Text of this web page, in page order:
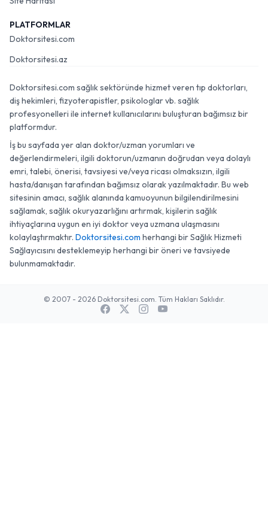
PLATFORMLAR
Doktorsitesi.com
Doktorsitesi.az
Doktorsitesi.com sağlık sektöründe hizmet veren tıp doktorları,
diş hekimleri, fizyoterapistler, psikologlar vb. sağlık
profesyonelleri ile internet kullanıcılarını buluşturan bağımsız bir
platformdur.
İş bu sayfada yer alan doktor/uzman yorumları ve
değerlendirmeleri, ilgili doktorun/uzmanın doğrudan veya dolaylı
emri, talebi, önerisi, tavsiyesi ve/veya ricası olmaksızın, ilgili
hasta/danışan tarafından bağımsız olarak yazılmaktadır. Bu web
sitesinin amacı, sağlık alanında kamuoyunun bilgilendirilmesini
sağlamak, sağlık okuryazarlığını artırmak, kişilerin sağlık
ihtiyaçlarına uygun en iyi doktor veya uzmana ulaşmasını
kolaylaştırmaktır. Doktorsitesi.com herhangi bir Sağlık Hizmeti
Sağlayıcısını desteklemeyip herhangi bir öneri ve tavsiyede
bulunmamaktadır.
© 2007 - 2026 Doktorsitesi.com. Tüm Hakları Saklıdır.